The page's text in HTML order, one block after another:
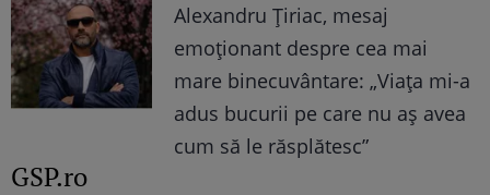
Alexandru Țiriac, mesaj
emoționant despre cea mai
mare binecuvântare: „Viața mi-a
adus bucurii pe care nu aș avea
cum să le răsplătesc”
GSP.ro